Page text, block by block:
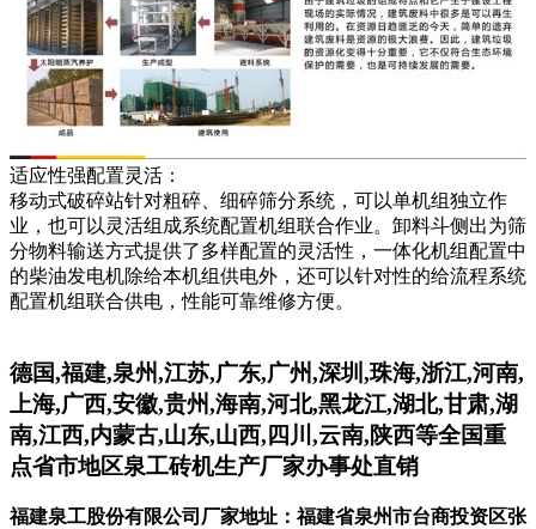
适应性强配置灵活：
移动式破碎站针对粗碎、细碎筛分系统，可以单机组独立作
业，也可以灵活组成系统配置机组联合作业。卸料斗侧出为筛
分物料输送方式提供了多样配置的灵活性，一体化机组配置中
的柴油发电机除给本机组供电外，还可以针对性的给流程系统
配置机组联合供电，性能可靠维修方便。
德国,福建,泉州,江苏,广东,广州,深圳,珠海,浙江,河南,
上海,广西,安徽,贵州,海南,河北,黑龙江,湖北,甘肃,湖
南,江西,内蒙古,山东,山西,四川,云南,陕西等全国重
点省市地区泉工砖机生产厂家办事处直销
福建泉工股份有限公司厂家地址：福建省泉州市台商投资区张